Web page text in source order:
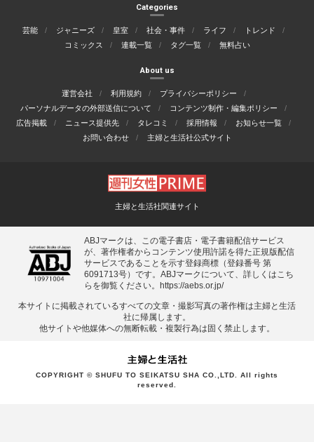
Categories
芸能 ジャニーズ 皇室 社会・事件 ライフ
トレンド
コミックス
連載一覧 タグ一覧 無料占い
About us
運営会社 利用規約
プライバシーポリシー
パーソナルデータの外部送信について
コンテンツ制作・編集ポリシー
広告掲載
ニュース提供先 タレコミ 採用情報
お知らせ一覧
お問い合わせ
主婦と生活社公式サイト
主婦と生活社関連サイト
ABJマークは、この電子書店・電子書籍配信サービス
が、著作権者からコンテンツ使用許諾を得た正規版配信
サービスであることを示す登録商標（登録番号 第
6091713号）です。ABJマークについて、詳しくはこち
らを御覧ください。
https://aebs.or.jp/
本サイトに掲載されているすべての⽂章・撮影写真の著作権は主婦と⽣活
社に帰属します。
他サイトや他媒体への無断転載・複製⾏為は固く禁⽌します。
COPYRIGHT © SHUFU TO SEIKATSU SHA CO.,LTD. All rights
reserved.